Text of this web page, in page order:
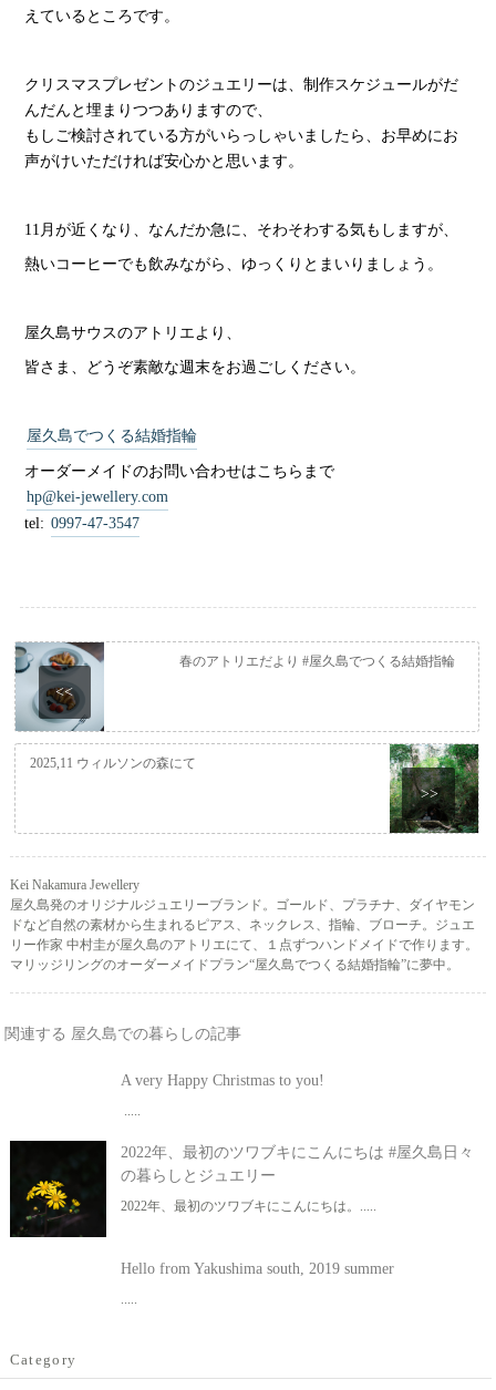
えているところです。
クリスマスプレゼントのジュエリーは、制作スケジュールがだ
んだんと埋まりつつありますので、
もしご検討されている方がいらっしゃいましたら、お早めにお
声がけいただければ安心かと思います。
11月が近くなり、なんだか急に、そわそわする気もしますが、
熱いコーヒーでも飲みながら、ゆっくりとまいりましょう。
屋久島サウスのアトリエより、
皆さま、どうぞ素敵な週末をお過ごしください。
屋久島でつくる結婚指輪
オーダーメイドのお問い合わせはこちらまで
hp@kei-jewellery.com
tel: 0997-47-3547
<<
春のアトリエだより #屋久島でつくる結婚指輪
>>
2025,11 ウィルソンの森にて
Kei Nakamura Jewellery
屋久島発のオリジナルジュエリーブランド。ゴールド、プラチナ、ダイヤモン
ドなど自然の素材から生まれるピアス、ネックレス、指輪、ブローチ。ジュエ
リー作家 中村圭が屋久島のアトリエにて、１点ずつハンドメイドで作ります。
マリッジリングのオーダーメイドプラン“屋久島でつくる結婚指輪”に夢中。
関連する 屋久島での暮らしの記事
A very Happy Christmas to you!
.....
2022年、最初のツワブキにこんにちは #屋久島日々
の暮らしとジュエリー
2022年、最初のツワブキにこんにちは。.....
Hello from Yakushima south, 2019 summer
.....
Category